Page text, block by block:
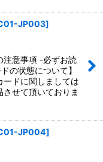
JP003]
注意事項 -必ずお読
の状態について】
ドに関しましては
せて頂いておりま
JP004]